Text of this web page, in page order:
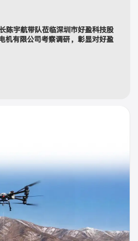
陈宇航带队莅临深圳市好盈科技股
机有限公司考察调研，彰显对好盈